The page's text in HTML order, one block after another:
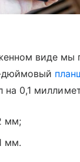
виде мы
дюймовый
на 0,1
мм;
мм.